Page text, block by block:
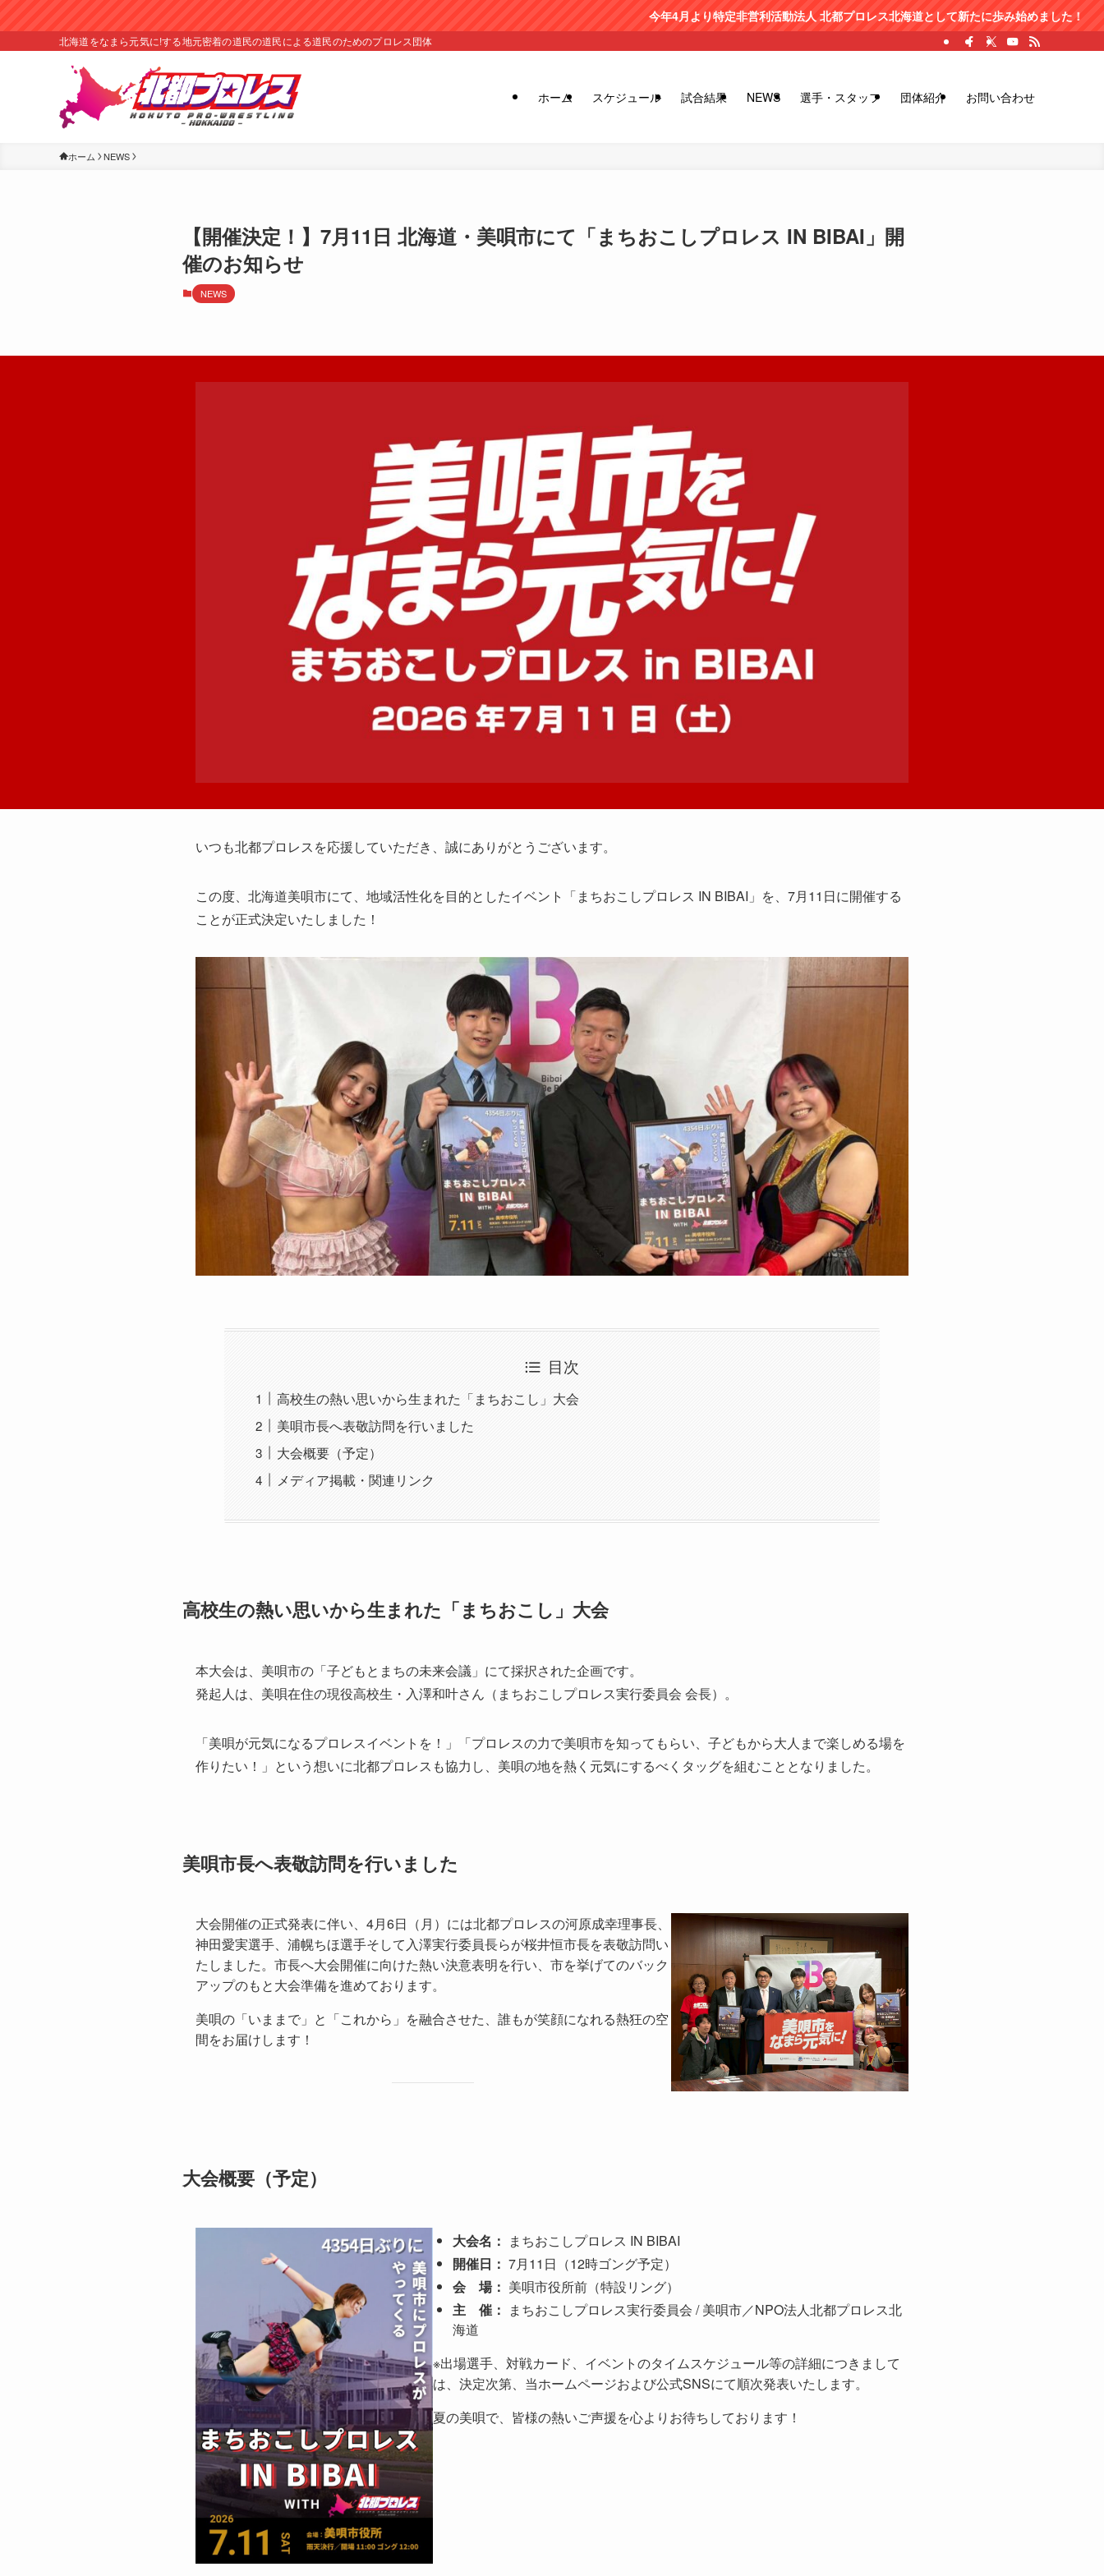
今年4月より特定非営利活動法人 北都プロレス北海道として新たに歩み始めました！
北海道をなまら元気に!する地元密着の道民の道民による道民のためのプロレス団体
ホーム スケジュール 試合結果 NEWS 選手・スタッフ 団体紹介 お問い合わせ
ホーム NEWS
【開催決定！】7月11日 北海道・美唄市にて「まちおこしプロレス IN BIBAI」開
催のお知らせ
NEWS
いつも北都プロレスを応援していただき、誠にありがとうございます。
この度、北海道美唄市にて、地域活性化を目的としたイベント「まちおこしプロレス IN BIBAI」を、7月11日に開催する
ことが正式決定いたしました！
目次
高校生の熱い思いから生まれた「まちおこし」大会
美唄市長へ表敬訪問を行いました
大会概要（予定）
メディア掲載・関連リンク
高校生の熱い思いから生まれた「まちおこし」大会
本大会は、美唄市の「子どもとまちの未来会議」にて採択された企画です。
発起人は、美唄在住の現役高校生・入澤和叶さん（まちおこしプロレス実行委員会 会長）。
「美唄が元気になるプロレスイベントを！」「プロレスの力で美唄市を知ってもらい、子どもから大人まで楽しめる場を
作りたい！」という想いに北都プロレスも協力し、美唄の地を熱く元気にするべくタッグを組むこととなりました。
美唄市長へ表敬訪問を行いました
大会開催の正式発表に伴い、4月6日（月）には北都プロレスの河原成幸理事長、
神田愛実選手、浦幌ちほ選手そして入澤実行委員長らが桜井恒市長を表敬訪問い
たしました。市長へ大会開催に向けた熱い決意表明を行い、市を挙げてのバック
アップのもと大会準備を進めております。
美唄の「いままで」と「これから」を融合させた、誰もが笑顔になれる熱狂の空
間をお届けします！
大会概要（予定）
大会名： まちおこしプロレス IN BIBAI
開催日： 7月11日（12時ゴング予定）
会 場： 美唄市役所前（特設リング）
主 催： まちおこしプロレス実行委員会 / 美唄市／NPO法人北都プロレス北
海道
※出場選手、対戦カード、イベントのタイムスケジュール等の詳細につきまして
は、決定次第、当ホームページおよび公式SNSにて順次発表いたします。
夏の美唄で、皆様の熱いご声援を心よりお待ちしております！